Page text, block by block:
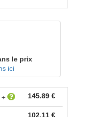
le prix
ici
+ 145.89 €
102.11 €